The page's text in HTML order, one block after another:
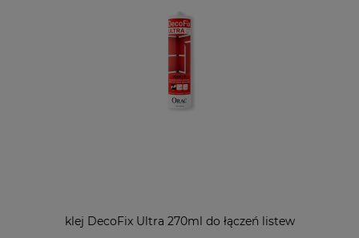
klej DecoFix Ultra 270ml do łączeń listew